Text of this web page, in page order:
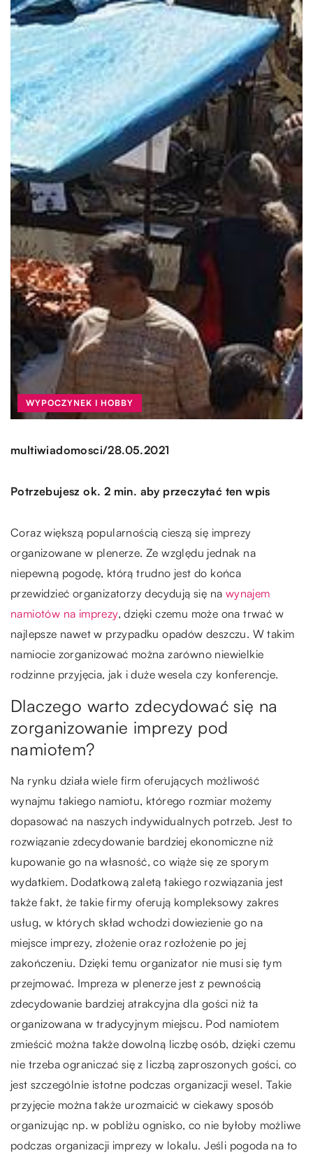
WYPOCZYNEK I HOBBY
multiwiadomosci/28.05.2021
Potrzebujesz ok. 2 min. aby przeczytać ten wpis
Coraz większą popularnością cieszą się imprezy
organizowane w plenerze. Ze względu jednak na
niepewną pogodę, którą trudno jest do końca
przewidzieć organizatorzy decydują się na wynajem
namiotów na imprezy, dzięki czemu może ona trwać w
najlepsze nawet w przypadku opadów deszczu. W takim
namiocie zorganizować można zarówno niewielkie
rodzinne przyjęcia, jak i duże wesela czy konferencje.
Dlaczego warto zdecydować się na
zorganizowanie imprezy pod
namiotem?
Na rynku działa wiele firm oferujących możliwość
wynajmu takiego namiotu, którego rozmiar możemy
dopasować na naszych indywidualnych potrzeb. Jest to
rozwiązanie zdecydowanie bardziej ekonomiczne niż
kupowanie go na własność, co wiąże się ze sporym
wydatkiem. Dodatkową zaletą takiego rozwiązania jest
także fakt, że takie firmy oferują kompleksowy zakres
usług, w których skład wchodzi dowiezienie go na
miejsce imprezy, złożenie oraz rozłożenie po jej
zakończeniu. Dzięki temu organizator nie musi się tym
przejmować. Impreza w plenerze jest z pewnością
zdecydowanie bardziej atrakcyjna dla gości niż ta
organizowana w tradycyjnym miejscu. Pod namiotem
zmieścić można także dowolną liczbę osób, dzięki czemu
nie trzeba ograniczać się z liczbą zaproszonych gości, co
jest szczególnie istotne podczas organizacji wesel. Takie
przyjęcie można także urozmaicić w ciekawy sposób
organizując np. w pobliżu ognisko, co nie byłoby możliwe
podczas organizacji imprezy w lokalu. Jeśli pogoda na to